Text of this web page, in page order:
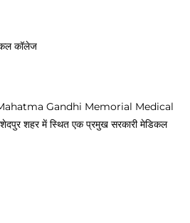
कॉलेज
Gandhi Memorial Medical
शहर में स्थित एक प्रमुख सरकारी मेडिकल